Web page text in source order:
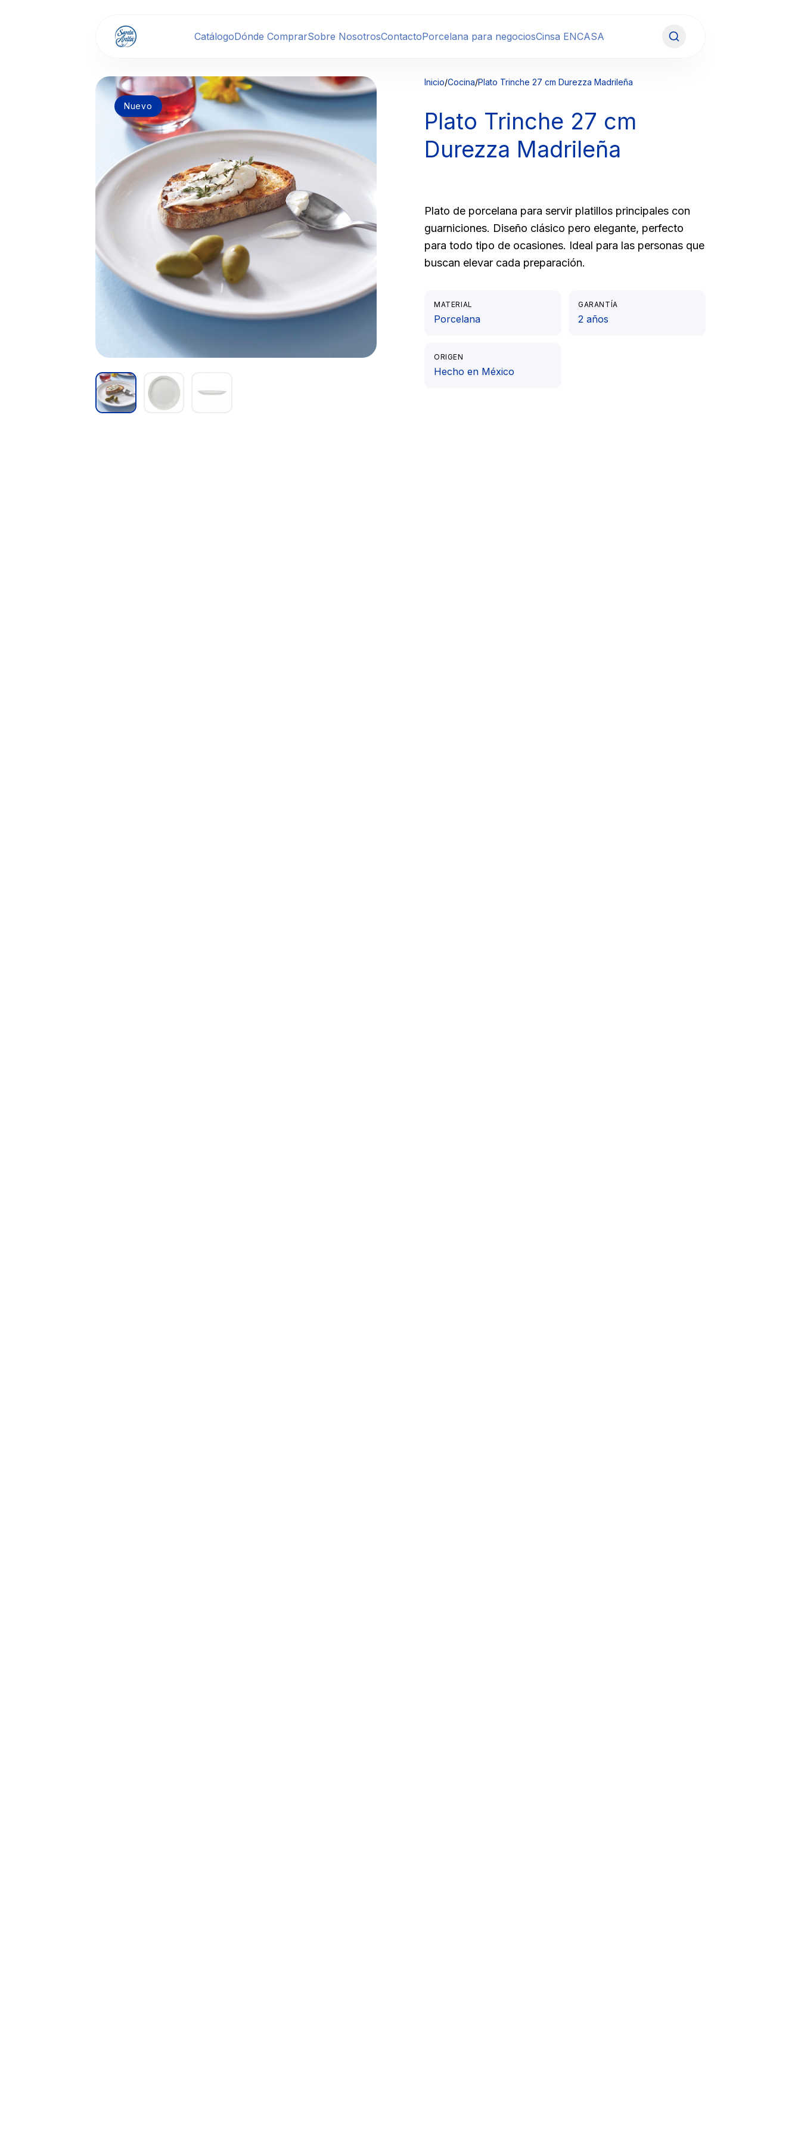
CatálogoDónde ComprarSobre NosotrosContactoPorcelana para negociosCinsa ENCASA
Nuevo
Inicio/Cocina/Plato Trinche 27 cm Durezza Madrileña
Plato Trinche 27 cm
Durezza Madrileña
Plato de porcelana para servir platillos principales con
guarniciones. Diseño clásico pero elegante, perfecto
para todo tipo de ocasiones. Ideal para las personas que
buscan elevar cada preparación.
MATERIAL
Porcelana
GARANTÍA
2 años
ORIGEN
Hecho en México